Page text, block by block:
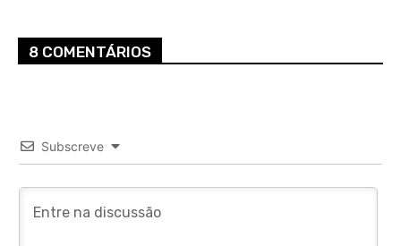
8 COMENTÁRIOS
Subscreve